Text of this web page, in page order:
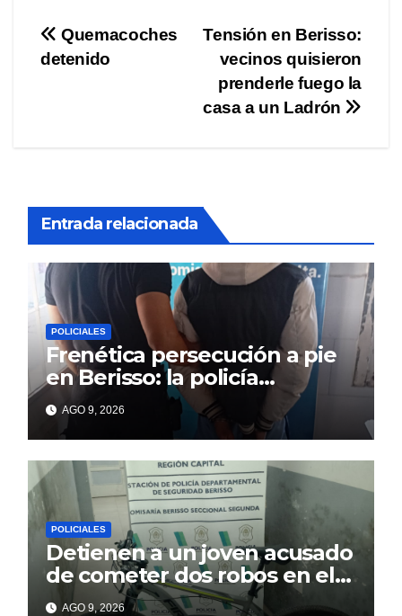
Navegación
Tensión en Berisso:
vecinos quisieron
prenderle fuego la
casa a un Ladrón
Quemacoches
detenido
Entrada relacionada
POLICIALES
Frenética persecución a pie
en Berisso: la policía
reconoció a un prófugo y lo
atrapó tras un intento de
fuga
AGO 9, 2026
POLICIALES
Detienen a un joven acusado
de cometer dos robos en el
barrio Banco Provincia
AGO 9, 2026